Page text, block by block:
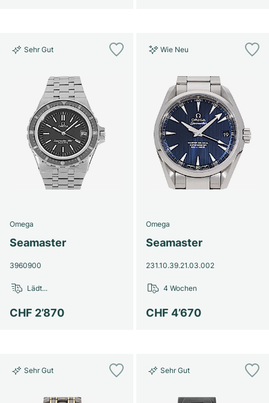
Sehr Gut
Omega
Seamaster
3960900
CHF 2’870
Lädt...
Wie Neu
Omega
Seamaster
231.10.39.21.03.002
CHF 4’670
4 Wochen
Sehr Gut Sehr Gut